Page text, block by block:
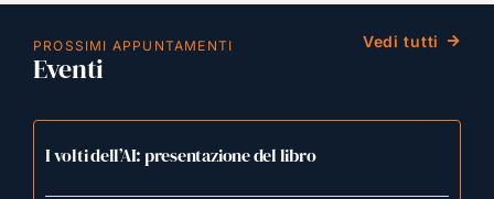
PROSSIMI APPUNTAMENTI
Eventi
Vedi tutti
I volti dell’AI: presentazione del libro